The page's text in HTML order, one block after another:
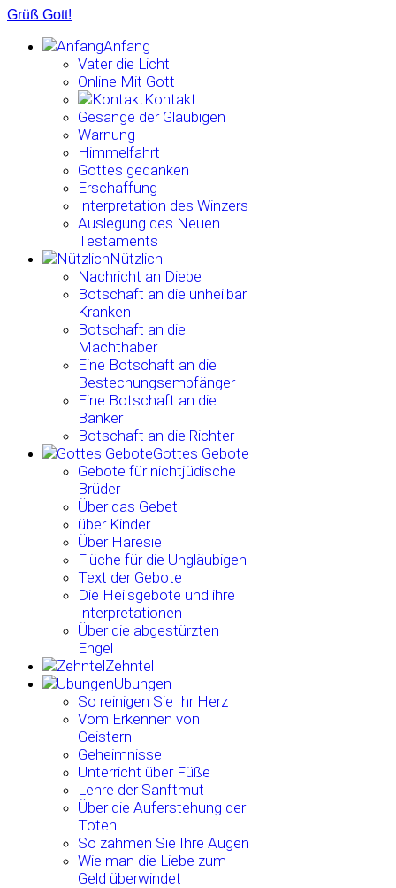
Grüß Gott!
Anfang
Vater die Licht
Online Mit Gott
Kontakt
Gesänge der Gläubigen
Warnung
Himmelfahrt
Gottes gedanken
Erschaffung
Interpretation des Winzers
Auslegung des Neuen
Testaments
Nützlich
Nachricht an Diebe
Botschaft an die unheilbar
Kranken
Botschaft an die
Machthaber
Eine Botschaft an die
Bestechungsempfänger
Eine Botschaft an die
Banker
Botschaft an die Richter
Gottes Gebote
Gebote für nichtjüdische
Brüder
Über das Gebet
über Kinder
Über Häresie
Flüche für die Ungläubigen
Text der Gebote
Die Heilsgebote und ihre
Interpretationen
Über die abgestürzten
Engel
Zehntel
Übungen
So reinigen Sie Ihr Herz
Vom Erkennen von
Geistern
Geheimnisse
Unterricht über Füße
Lehre der Sanftmut
Über die Auferstehung der
Toten
So zähmen Sie Ihre Augen
Wie man die Liebe zum
Geld überwindet